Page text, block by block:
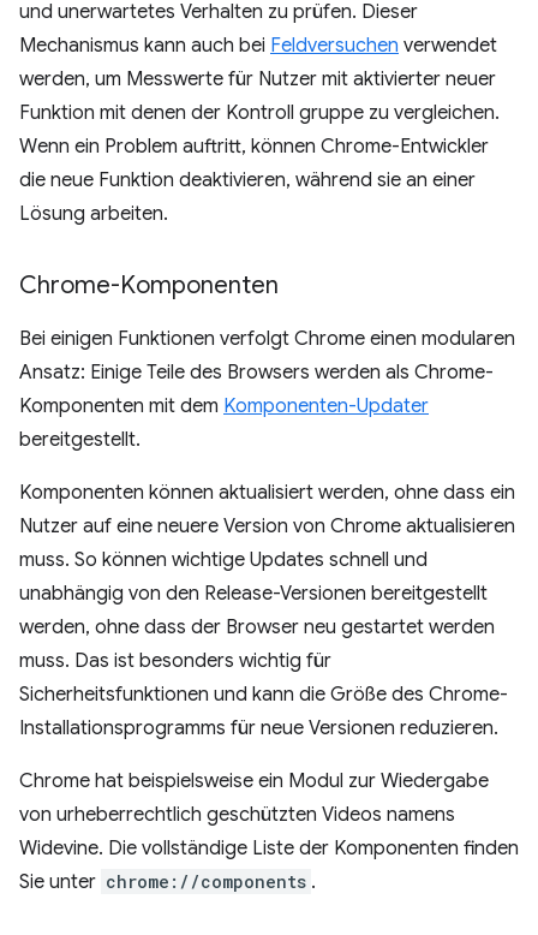
und unerwartetes Verhalten zu prüfen. Dieser
Mechanismus kann auch bei Feldversuchen verwendet
werden, um Messwerte für Nutzer mit aktivierter neuer
Funktion mit denen der Kontroll gruppe zu vergleichen.
Wenn ein Problem auftritt, können Chrome-Entwickler
die neue Funktion deaktivieren, während sie an einer
Lösung arbeiten.
Chrome-Komponenten
Bei einigen Funktionen verfolgt Chrome einen modularen
Ansatz: Einige Teile des Browsers werden als Chrome-
Komponenten mit dem Komponenten-Updater
bereitgestellt.
Komponenten können aktualisiert werden, ohne dass ein
Nutzer auf eine neuere Version von Chrome aktualisieren
muss. So können wichtige Updates schnell und
unabhängig von den Release-Versionen bereitgestellt
werden, ohne dass der Browser neu gestartet werden
muss. Das ist besonders wichtig für
Sicherheitsfunktionen und kann die Größe des Chrome-
Installationsprogramms für neue Versionen reduzieren.
Chrome hat beispielsweise ein Modul zur Wiedergabe
von urheberrechtlich geschützten Videos namens
Widevine. Die vollständige Liste der Komponenten finden
Sie unter chrome://components .